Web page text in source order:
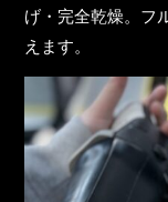
げ・完全乾燥。フ
えます。